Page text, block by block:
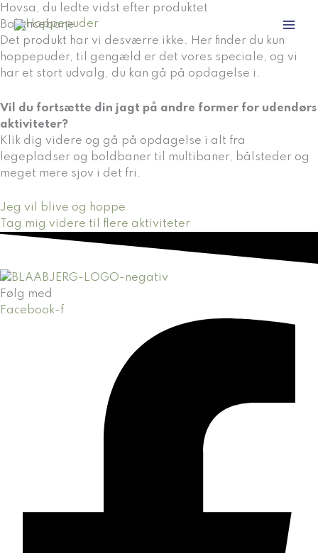
Gå
til
indholdet
Hovsa, du ledte vidst efter produktet
Balancebane
Det produkt har vi desværre ikke. Her finder du kun
hoppepuder, til gengæld er det vores speciale, og vi
har et stort udvalg, du kan gå på opdagelse i.
Vil du fortsætte din jagt på andre former for udendørs
aktiviteter?
Klik dig videre og gå på opdagelse i alt fra
legepladser og boldbaner til multibaner, bålsteder og
meget mere sjov i det fri.
Jeg vil blive og hoppe
Tag mig videre til flere aktiviteter
Følg med
Facebook-f